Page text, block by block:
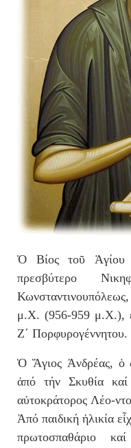
Ὁ Βίος τοῦ Ἁγίου
πρεσβύτερο
μ.Χ. (956-959 μ.Χ.),
Ζ΄ Πορφυρογέννητου.
Ὁ Ἅγιος Ἀνδρέας, ὁ
ἀπό τήν Σκυθία
αὐτοκράτορος Λέο-
Ἀπό παιδική ἡλικία
πρωτοσπαθάριο